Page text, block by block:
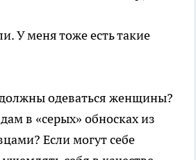
У меня тоже есть такие
одеваться женщины?
в «серых» обносках из
Если могут себе